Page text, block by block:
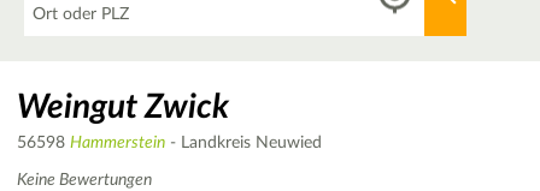
Weingut Zwick
56598 Hammerstein - Landkreis Neuwied
Keine Bewertungen